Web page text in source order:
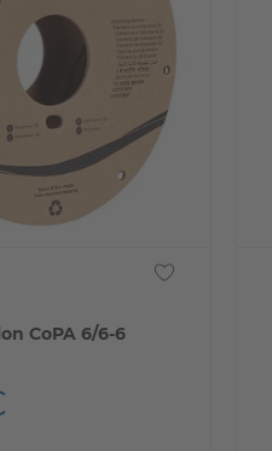
CoPA 6/6-6